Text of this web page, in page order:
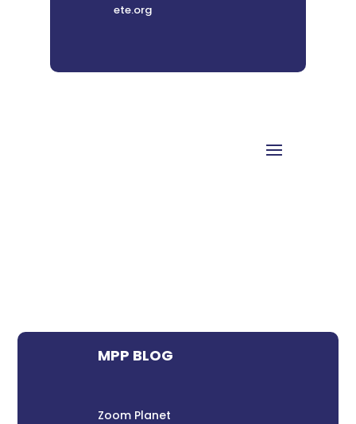
ete.org
MPP BLOG
Zoom Planet